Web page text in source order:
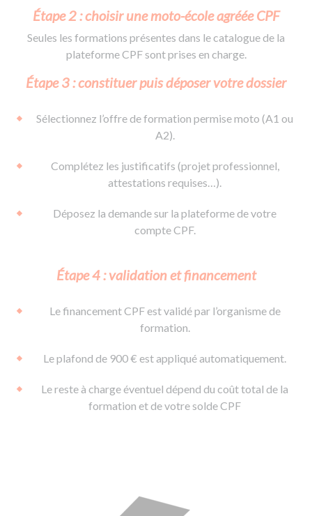
Étape 2 : choisir une moto-école agréée CPF
Seules les formations présentes dans le catalogue de la
plateforme CPF sont prises en charge.
Étape 3 : constituer puis déposer votre dossier
Sélectionnez l’offre de formation permise moto (A1 ou
A2).
Complétez les justificatifs (projet professionnel,
attestations requises…).
Déposez la demande sur la plateforme de votre
compte CPF.
Étape 4 : validation et financement
Le financement CPF est validé par l’organisme de
formation.
Le plafond de 900 € est appliqué automatiquement.
Le reste à charge éventuel dépend du coût total de la
formation et de votre solde CPF